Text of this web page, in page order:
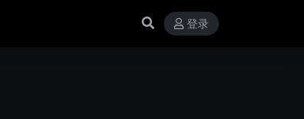
登录